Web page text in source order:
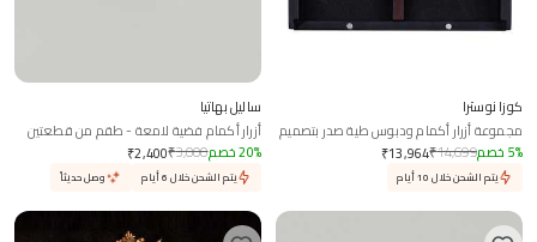
كوزا نوسترا
مجموعة أزرار أكمام ودبوس طية صدر بتصميم
موستانج
₹13,964₹14,699 5% خصم
يتم الشحن خلال 10 أيام
ساليل بهاتيا
أزرار أكمام فضية لامعة - طقم من قطعتين
₹2,400₹3,000 20% خصم
يتم الشحن خلال 6 أيام وصل حديثاً